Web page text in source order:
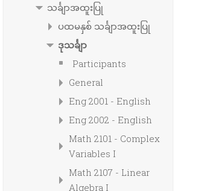
သင်္ချာအထူးပြု
ပထမနှစ် သင်္ချာအထူးပြု
ဒုသင်္ချာ
Participants
General
Eng 2001 - English
Eng 2002 - English
Math 2101 - Complex
Variables I
Math 2107 - Linear
Algebra I